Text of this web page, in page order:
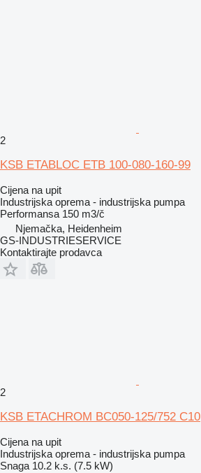
2
KSB ETABLOC ETB 100-080-160-99
Cijena na upit
Industrijska oprema - industrijska pumpa
Performansa 150 m3/č
Njemačka, Heidenheim
GS-INDUSTRIESERVICE
Kontaktirajte prodavca
2
KSB ETACHROM BC050-125/752 C10
Cijena na upit
Industrijska oprema - industrijska pumpa
Snaga 10.2 k.s. (7.5 kW)